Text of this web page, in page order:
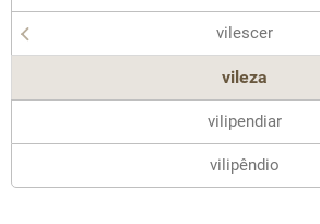
vilescer
vileza
vilipendiar
vilipêndio